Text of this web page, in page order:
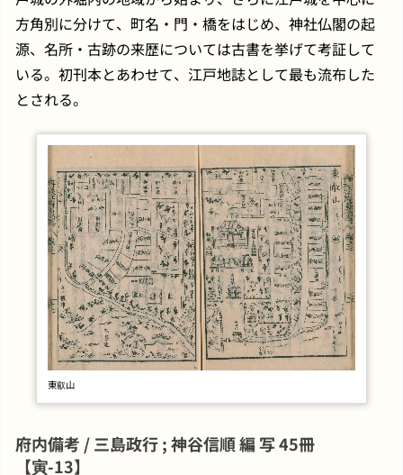
方角別に分けて、町名・門・橋をはじめ、神社仏閣の起
源、名所・古跡の来歴については古書を挙げて考証して
いる。初刊本とあわせて、江戸地誌として最も流布した
とされる。
東叡山
府内備考 / 三島政行 ; 神谷信順 編 写 45冊
【寅-13】